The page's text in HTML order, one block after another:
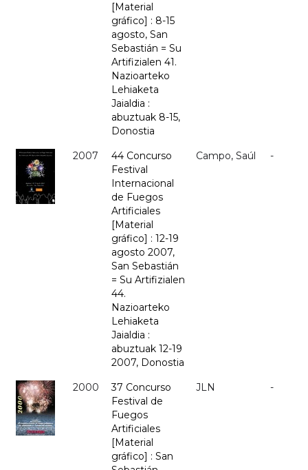
[Material
gráfico] : 8-15
agosto, San
Sebastián = Su
Artifizialen 41.
Nazioarteko
Lehiaketa
Jaialdia :
abuztuak 8-15,
Donostia
2007
44 Concurso
Festival
Internacional
de Fuegos
Artificiales
[Material
gráfico] : 12-19
agosto 2007,
San Sebastián
= Su Artifizialen
44.
Nazioarteko
Lehiaketa
Jaialdia :
abuztuak 12-19
2007, Donostia
Campo, Saúl -
2000
37 Concurso
Festival de
Fuegos
Artificiales
[Material
gráfico] : San
JLN -